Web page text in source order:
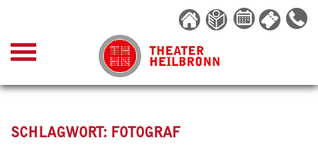
content
SCHLAGWORT: FOTOGRAF